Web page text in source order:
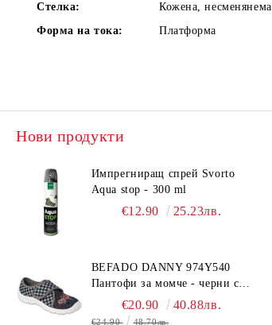
Стелка:
Кожена, несменянема
Форма на тока:
Платформа
Нови продукти
Импрегниращ спрей Svorto
Aqua stop - 300 ml
€12.90 25.23лв.
BEFADO DANNY 974Y540
Пантофи за момче - черни с
€20.90 40.88лв.
€24.90 48.70лв.